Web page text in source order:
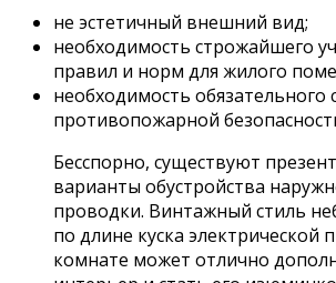
не эстетичный внешний вид;
необходимость строжайшего
правил и норм для жилого
необходимость
противопожарной
Бесспорно, существуют
варианты обустройства
проводки. Винтажный стиль
по длине куска электрической
комнате может отлично